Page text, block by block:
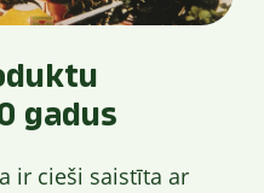
gadus
ir cieši saistīta ar